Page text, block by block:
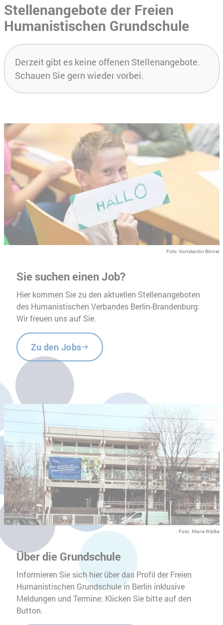
Stellenangebote der Freien
Humanistischen Grundschule
Derzeit gibt es keine offenen Stellenangebote.
Schauen Sie gern wieder vorbei.
Foto: Konstantin Börner
Sie suchen einen Job?
Hier kommen Sie zu den aktuellen Stellenangeboten
des Humanistischen Verbandes Berlin-Brandenburg:
Wir freuen uns auf Sie.
Zu den Jobs
Foto: Marie Wätke
Über die Grundschule
Informieren Sie sich hier über das Profil der Freien
Humanistischen Grundschule in Berlin inklusive
Meldungen und Termine: Klicken Sie bitte auf den
Button.